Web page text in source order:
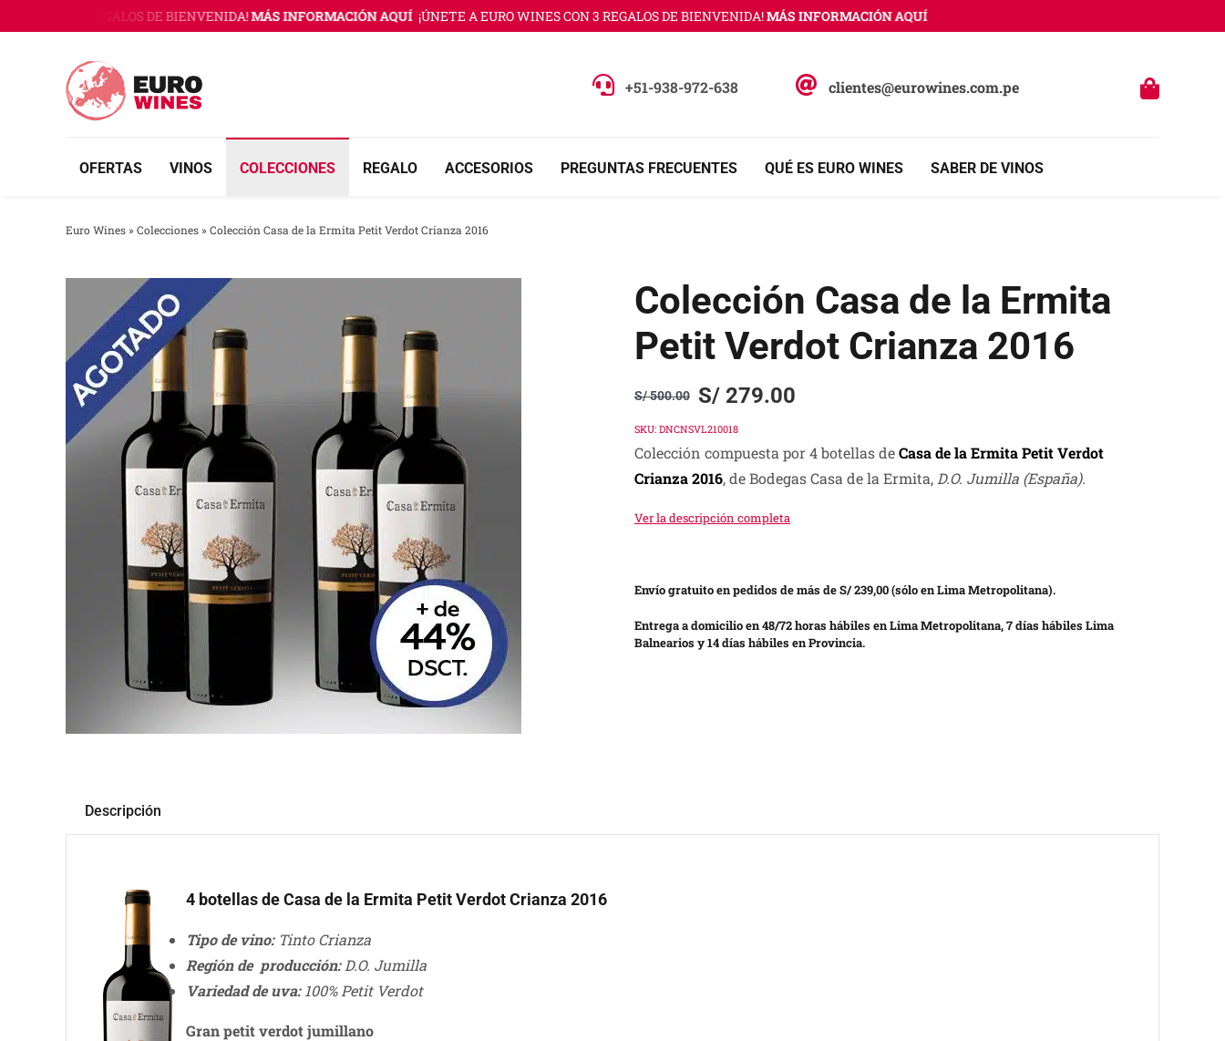
al
CON 3 REGALOS DE BIENVENIDA!MÁS INFORMACIÓN AQUÍ ¡ÚNETE A EURO WINES CON 3 REGALOS DE BIENVENIDA!MÁS INFORMACIÓN AQUÍ
+51-938-972-638 clientes@eurowines.com.pe
OFERTAS VINOS COLECCIONES REGALO ACCESORIOS PREGUNTAS FRECUENTES QUÉ ES EURO WINES SABER DE VINOS
Euro Wines» Colecciones» Colección Casa de la Ermita Petit Verdot Crianza 2016
Colección Casa de la Ermita
Petit Verdot Crianza 2016
S/500.00
Original
price
was:
S/ 500.00.
S/279.00
Current
price
is:
S/ 279.00.
SKU: DNCNSVL210018
Colección compuesta por 4 botellas deCasa de la Ermita Petit Verdot
Crianza 2016, de Bodegas Casa de la Ermita, D.O. Jumilla (España).
Ver la descripción completa
Envío gratuito en pedidos de más de S/ 239,00 (sólo en Lima Metropolitana).
Entrega a domicilio en 48/72 horas hábiles en Lima Metropolitana, 7 días hábiles Lima
Balnearios y 14 días hábiles en Provincia.
Descripción
4 botellas de Casa de la Ermita Petit Verdot Crianza 2016
Tipo de vino:Tinto Crianza
Región de producción:D.O. Jumilla
Variedad de uva:100% Petit Verdot
Gran petit verdot jumillano